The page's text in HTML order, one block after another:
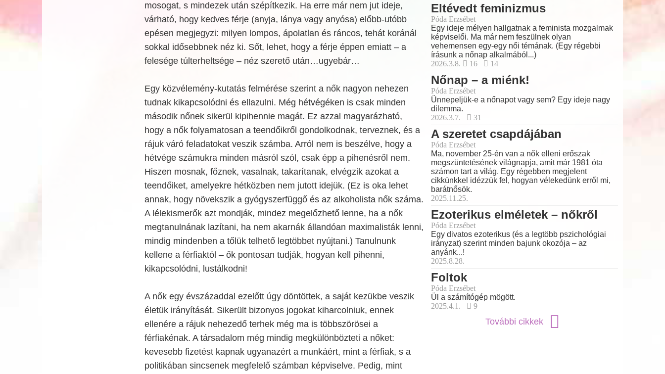
mosogat, s mindezek után szépítkezik. Ha erre már nem jut ideje,
várható, hogy kedves férje (anyja, lánya vagy anyósa) előbb-utóbb
epésen megjegyzi: milyen lompos, ápolatlan és ráncos, tehát koránál
sokkal idősebbnek néz ki. Sőt, lehet, hogy a férje éppen emiatt – a
felesége túlterheltsége – néz szerető után…ugyebár…
Egy közvélemény-kutatás felmérése szerint a nők nagyon nehezen
tudnak kikapcsolódni és ellazulni. Még hétvégéken is csak minden
második nőnek sikerül kipihennie magát. Ez azzal magyarázható,
hogy a nők folyamatosan a teendőikről gondolkodnak, terveznek, és a
rájuk váró feladatokat veszik számba. Arról nem is beszélve, hogy a
hétvége számukra minden másról szól, csak épp a pihenésről nem.
Hiszen mosnak, főznek, vasalnak, takarítanak, elvégzik azokat a
teendőiket, amelyekre hétközben nem jutott idejük. (Ez is oka lehet
annak, hogy növekszik a gyógyszerfüggő és az alkoholista nők száma.
A lélekismerők azt mondják, mindez megelőzhető lenne, ha a nők
megtanulnának lazítani, ha nem akarnák állandóan maximalisták lenni,
mindig mindenben a tőlük telhető legtöbbet nyújtani.) Tanulnunk
kellene a férfiaktól – ők pontosan tudják, hogyan kell pihenni,
kikapcsolódni, lustálkodni!
A nők egy évszázaddal ezelőtt úgy döntöttek, a saját kezükbe veszik
életük irányítását. Sikerült bizonyos jogokat kiharcolniuk, ennek
ellenére a rájuk nehezedő terhek még ma is többszörösei a
férfiakénak. A társadalom még mindig megkülönbözteti a nőket:
kevesebb fizetést kapnak ugyanazért a munkáért, mint a férfiak, s a
politikában sincsenek megfelelő számban képviselve. Pedig, mint
Eltévedt feminizmus
Póda Erzsébet
Egy ideje mélyen hallgatnak a feminista mozgalmak
képviselői. Ma már nem feszülnek olyan
vehemensen egy-egy női témának. (Egy régebbi
írásunk a nőnap alkalmából...)
2026.3.8.
16 14
Nőnap – a miénk!
Póda Erzsébet
Ünnepeljük-e a nőnapot vagy sem? Egy ideje nagy
dilemma.
2026.3.7.
31
A szeretet csapdájában
Póda Erzsébet
Ma, november 25-én van a nők elleni erőszak
megszüntetésének világnapja, amit már 1981 óta
számon tart a világ. Egy régebben megjelent
cikkünkkel idézzük fel, hogyan vélekedünk erről mi,
barátnősök.
2025.11.25.
Ezoterikus elméletek – nőkről
Póda Erzsébet
Egy divatos ezoterikus (és a legtöbb pszichológiai
irányzat) szerint minden bajunk okozója – az
anyánk...!
2025.8.28.
Foltok
Póda Erzsébet
Ül a számítógép mögött.
2025.4.1.
9
További cikkek